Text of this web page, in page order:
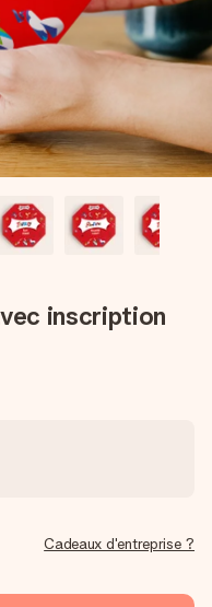
quelques étapes – avec
qui touche le cœur.
pour le moment idéal.
inscription
Cadeaux d'entreprise ?